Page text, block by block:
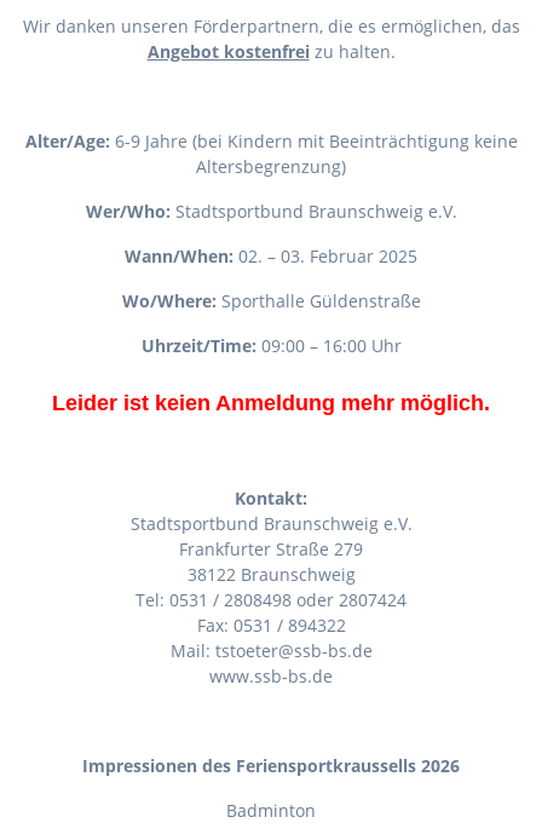
Wir danken unseren Förderpartnern, die es ermöglichen, das
Angebot kostenfreizu halten.
Alter/Age: 6-9 Jahre (bei Kindern mit Beeinträchtigung keine
Altersbegrenzung)
Wer/Who: Stadtsportbund Braunschweig e.V.
Wann/When: 02. – 03. Februar 2025
Wo/Where: Sporthalle Güldenstraße
Uhrzeit/Time: 09:00 – 16:00 Uhr
Leider ist keien Anmeldung mehr möglich.
Kontakt:
Stadtsportbund Braunschweig e.V.
Frankfurter Straße 279
38122 Braunschweig
Tel: 0531 / 2808498 oder 2807424
Fax: 0531 / 894322
Mail: tstoeter@ssb-bs.de
www.ssb-bs.de
Impressionen des Feriensportkraussells 2026
Badminton